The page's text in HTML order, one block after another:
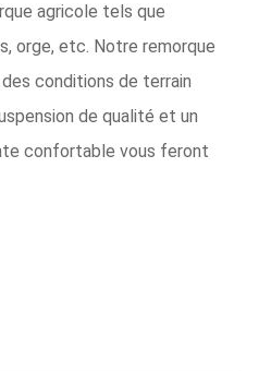
agricole tels que
orge, etc. Notre remorque
conditions de terrain
de qualité et un
confortable vous feront